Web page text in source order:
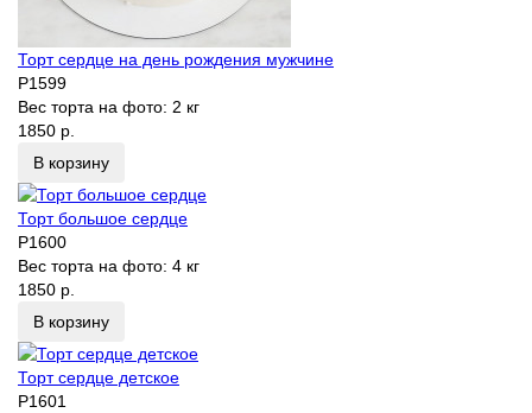
Торт сердце на день рождения мужчине
P1599
Вес торта на фото: 2 кг
1850 р.
В корзину
Торт большое сердце
P1600
Вес торта на фото: 4 кг
1850 р.
В корзину
Торт сердце детское
P1601